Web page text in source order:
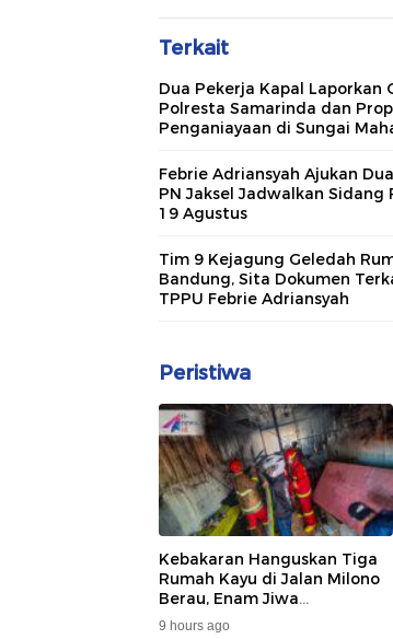
Terkait
Dua Pekerja Kapal Laporkan
Polresta Samarinda dan
Penganiayaan di Sungai
Febrie Adriansyah Ajukan
PN Jaksel Jadwalkan Sidang
19 Agustus
Tim 9 Kejagung Geledah
Bandung, Sita Dokumen
TPPU Febrie Adriansyah
Peristiwa
Kebakaran Hanguskan Tiga
Rumah Kayu di Jalan Milono
Berau, Enam Jiwa
Terdampak
9 hours ago